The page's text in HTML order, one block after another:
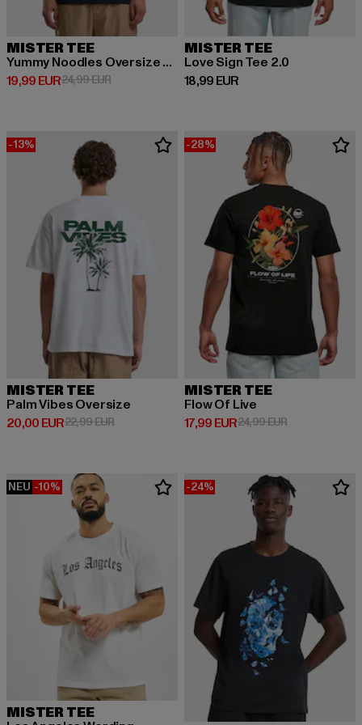
MISTER TEE
Yummy Noodles Oversize Tee
19,99 EUR
Derzeitiger Preis: 19,99 EUR
24,99 EURAktionspreis: 24,99 EUR
MISTER TEE
Love Sign Tee 2.0
18,99 EUR
Derzeitiger Preis: 18,99 EUR
-13%
MISTER TEE
Palm Vibes Oversize
20,00 EUR
Derzeitiger Preis: 20,00 EUR
22,99 EURAktionspreis: 22,99 EUR
-28%
MISTER TEE
Flow Of Live
17,99 EUR
Derzeitiger Preis: 17,99 EUR
24,99 EURAktionspreis:
NEU -10%
MISTER TEE
-24%